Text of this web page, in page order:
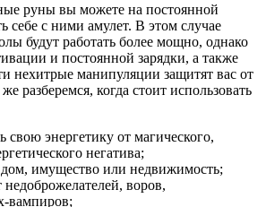
руны вы можете на постоянной
себе с ними амулет. В этом случае
будут работать более мощно, однако
и постоянной зарядки, а также
нехитрые манипуляции защитят вас от
разберемся, когда стоит использовать
свою энергетику от магического,
негатива;
имущество или недвижимость;
недоброжелателей, воров,
вампиров;